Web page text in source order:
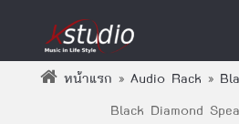
หน้าแรก » Audio Rack »
Black Diamond